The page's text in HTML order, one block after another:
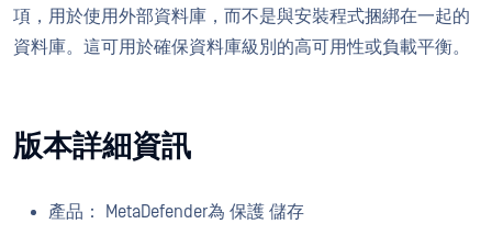
項，用於使用外部資料庫，而不是與安裝程式捆綁在一起的
資料庫。這可用於確保資料庫級別的高可用性或負載平衡。
版本詳細資訊
產品： MetaDefender為 保護 儲存